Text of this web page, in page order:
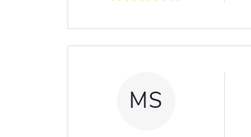
h
MS